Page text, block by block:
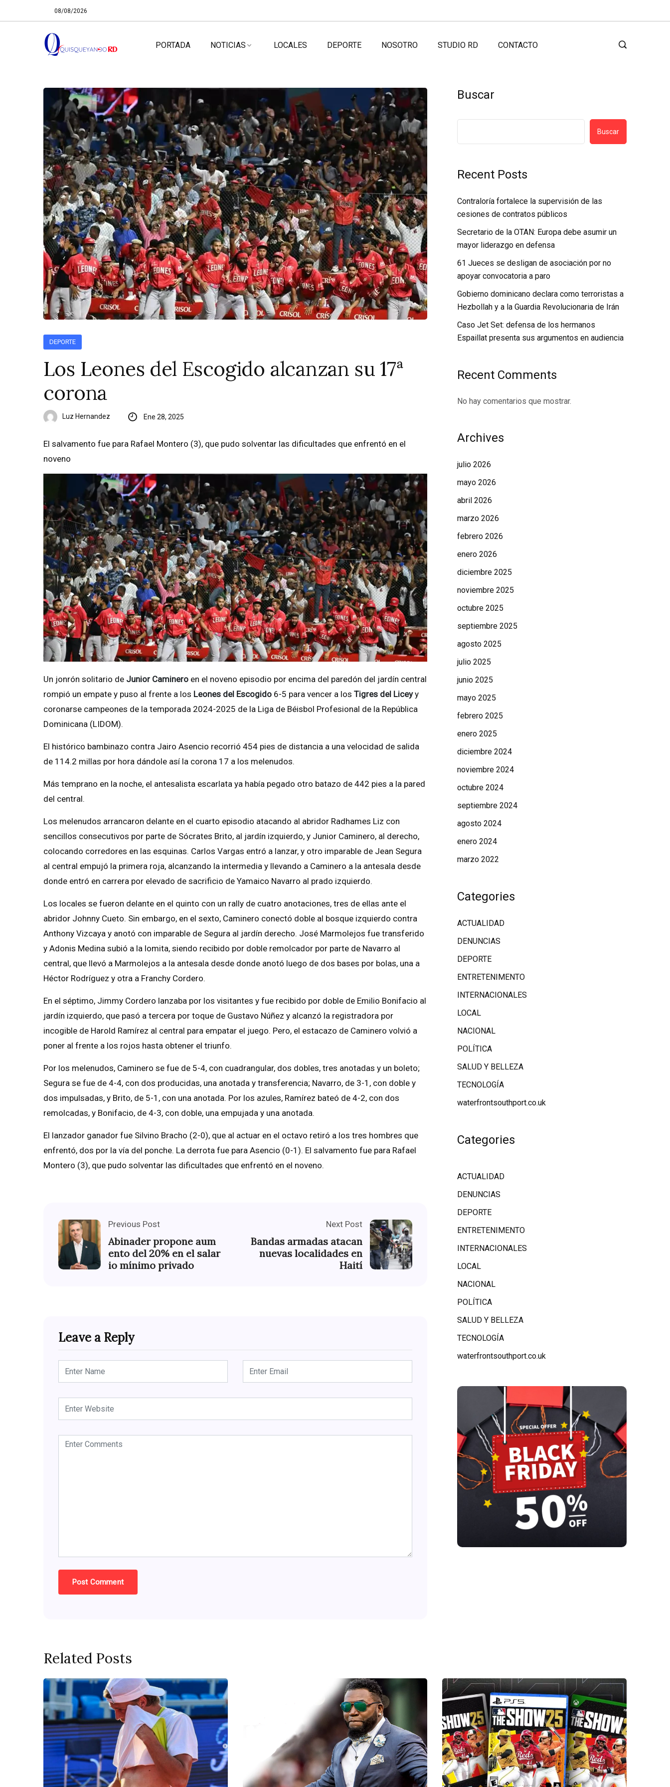
08/08/2026
PORTADA NOTICIAS LOCALES DEPORTE NOSOTRO STUDIO RD CONTACTO
DEPORTE
Los Leones del Escogido alcanzan su 17ª
corona
Luz Hernandez Ene 28, 2025
El salvamento fue para Rafael Montero (3), que pudo solventar las dificultades que enfrentó en el
noveno
Un jonrón solitario de Junior Caminero en el noveno episodio por encima del paredón del jardín central
rompió un empate y puso al frente a los Leones del Escogido 6-5 para vencer a los Tigres del Liceyy
coronarse campeones de la temporada 2024-2025 de la Liga de Béisbol Profesional de la República
Dominicana (LIDOM).
El histórico bambinazo contra Jairo Asencio recorrió 454 pies de distancia a una velocidad de salida
de 114.2 millas por hora dándole así la corona 17 a los melenudos.
Más temprano en la noche, el antesalista escarlata ya había pegado otro batazo de 442 pies a la pared
del central.
Los melenudos arrancaron delante en el cuarto episodio atacando al abridor Radhames Liz con
sencillos consecutivos por parte de Sócrates Brito, al jardín izquierdo, y Junior Caminero, al derecho,
colocando corredores en las esquinas. Carlos Vargas entró a lanzar, y otro imparable de Jean Segura
al central empujó la primera roja, alcanzando la intermedia y llevando a Caminero a la antesala desde
donde entró en carrera por elevado de sacrificio de Yamaico Navarro al prado izquierdo.
Los locales se fueron delante en el quinto con un rally de cuatro anotaciones, tres de ellas ante el
abridor Johnny Cueto. Sin embargo, en el sexto, Caminero conectó doble al bosque izquierdo contra
Anthony Vizcaya y anotó con imparable de Segura al jardín derecho. José Marmolejos fue transferido
y Adonis Medina subió a la lomita, siendo recibido por doble remolcador por parte de Navarro al
central, que llevó a Marmolejos a la antesala desde donde anotó luego de dos bases por bolas, una a
Héctor Rodríguez y otra a Franchy Cordero.
En el séptimo, Jimmy Cordero lanzaba por los visitantes y fue recibido por doble de Emilio Bonifacio al
jardín izquierdo, que pasó a tercera por toque de Gustavo Núñez y alcanzó la registradora por
incogible de Harold Ramírez al central para empatar el juego. Pero, el estacazo de Caminero volvió a
poner al frente a los rojos hasta obtener el triunfo.
Por los melenudos, Caminero se fue de 5-4, con cuadrangular, dos dobles, tres anotadas y un boleto;
Segura se fue de 4-4, con dos producidas, una anotada y transferencia; Navarro, de 3-1, con doble y
dos impulsadas, y Brito, de 5-1, con una anotada. Por los azules, Ramírez bateó de 4-2, con dos
remolcadas, y Bonifacio, de 4-3, con doble, una empujada y una anotada.
El lanzador ganador fue Silvino Bracho (2-0), que al actuar en el octavo retiró a los tres hombres que
enfrentó, dos por la vía del ponche. La derrota fue para Asencio (0-1). El salvamento fue para Rafael
Montero (3), que pudo solventar las dificultades que enfrentó en el noveno.
Previous Post
Abinader propone aum
ento del 20% en el salar
io mínimo privado
Next Post
Bandas armadas atacan
nuevas localidades en
Haití
Leave a Reply
Buscar
Buscar
Recent Posts
Contraloría fortalece la supervisión de las
cesiones de contratos públicos
Secretario de la OTAN: Europa debe asumir un
mayor liderazgo en defensa
61 Jueces se desligan de asociación por no
apoyar convocatoria a paro
Gobierno dominicano declara como terroristas a
Hezbollah y a la Guardia Revolucionaria de Irán
Caso Jet Set: defensa de los hermanos
Espaillat presenta sus argumentos en audiencia
Recent Comments
No hay comentarios que mostrar.
Archives
julio 2026
mayo 2026
abril 2026
marzo 2026
febrero 2026
enero 2026
diciembre 2025
noviembre 2025
octubre 2025
septiembre 2025
agosto 2025
julio 2025
junio 2025
mayo 2025
febrero 2025
enero 2025
diciembre 2024
noviembre 2024
octubre 2024
septiembre 2024
agosto 2024
enero 2024
marzo 2022
Categories
ACTUALIDAD
DENUNCIAS
DEPORTE
ENTRETENIMENTO
INTERNACIONALES
LOCAL
NACIONAL
POLÍTICA
SALUD Y BELLEZA
TECNOLOGÍA
waterfrontsouthport.co.uk
Categories
ACTUALIDAD
DENUNCIAS
DEPORTE
ENTRETENIMENTO
INTERNACIONALES
LOCAL
NACIONAL
POLÍTICA
SALUD Y BELLEZA
TECNOLOGÍA
waterfrontsouthport.co.uk
Related Posts